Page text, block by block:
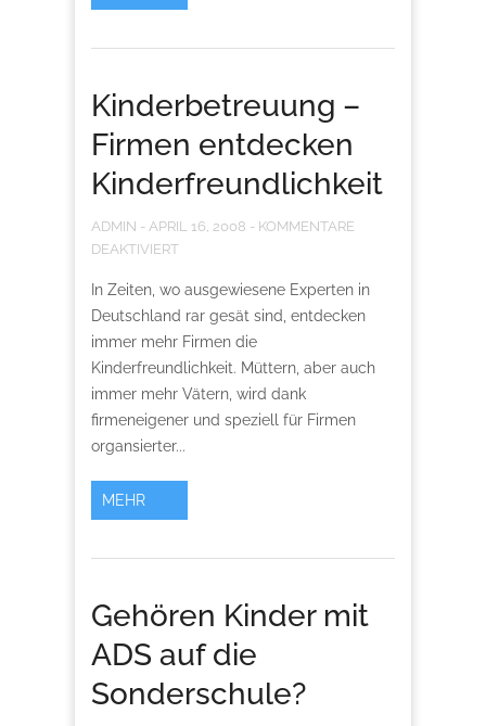
Kinderbetreuung –
Firmen entdecken
Kinderfreundlichkeit
ADMIN - APRIL 16, 2008 - KOMMENTARE
DEAKTIVIERT
In Zeiten, wo ausgewiesene Experten in
Deutschland rar gesät sind, entdecken
immer mehr Firmen die
Kinderfreundlichkeit. Müttern, aber auch
immer mehr Vätern, wird dank
firmeneigener und speziell für Firmen
organsierter...
MEHR
Gehören Kinder mit
ADS auf die
Sonderschule?